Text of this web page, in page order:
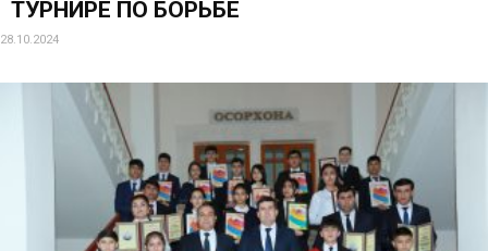
ТУРНИРЕ ПО БОРЬБЕ
28.10.2024